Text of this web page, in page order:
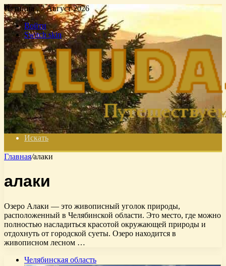
Пятница , 7 Август 2026
Войти
Switch skin
Искать
Главная/алаки
алаки
Озеро Алаки — это живописный уголок природы,
расположенный в Челябинской области. Это место, где можно
полностью насладиться красотой окружающей природы и
отдохнуть от городской суеты. Озеро находится в
живописном лесном …
Челябинская область